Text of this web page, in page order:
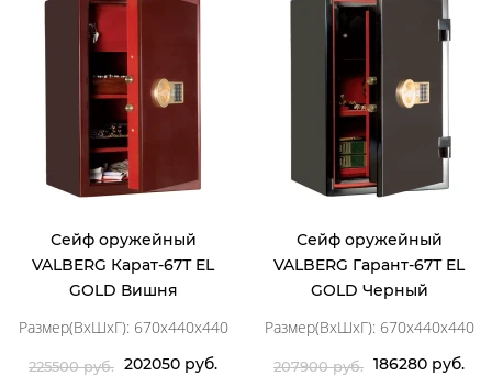
Сейф оружейный
VALBERG Карат-67Т EL
GOLD Вишня
Размер(ВхШхГ): 670x440x440
225500 руб. 202050 руб.
Сейф оружейный
VALBERG Гарант-67Т EL
GOLD Черный
Размер(ВхШхГ): 670x440x440
207900 руб. 186280 руб.